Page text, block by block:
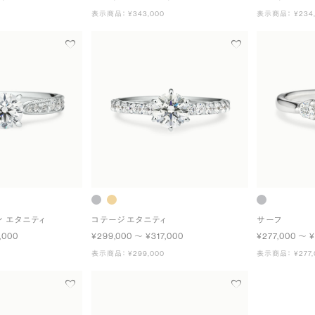
表示商品： ¥343,000 表示商品：
エタニティ
コテージ エタニティ
¥299,000 〜 ¥317,000
表示商品： ¥299,000
サーフ
¥277,000 〜
表示商品：